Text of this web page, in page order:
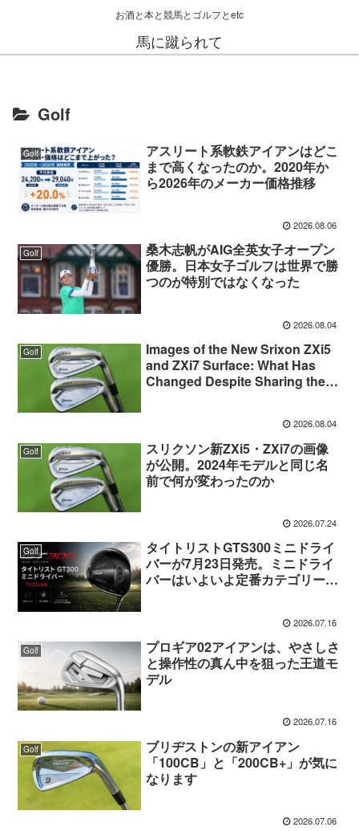
お酒と本と競馬とゴルフとetc
馬に蹴られて
Golf
Golf
アスリート系軟鉄アイアンはどこ
まで高くなったのか。2020年か
ら2026年のメーカー価格推移
2026.08.06
Golf
桑木志帆がAIG全英女子オープン
優勝。日本女子ゴルフは世界で勝
つのが特別ではなくなった
2026.08.04
Golf
Images of the New Srixon ZXi5
and ZXi7 Surface: What Has
Changed Despite Sharing the
2026.08.04
Golf
スリクソン新ZXi5・ZXi7の画像
が公開。2024年モデルと同じ名
前で何が変わったのか
2026.07.24
Golf
タイトリストGTS300ミニドライ
バーが7月23日発売。ミニドライ
バーはいよいよ定番カテゴリーに
2026.07.16
Golf
プロギア02アイアンは、やさしさ
と操作性の真ん中を狙った王道モ
デル
2026.07.16
Golf
ブリヂストンの新アイアン
「100CB」と「200CB+」が気に
なります
2026.07.06